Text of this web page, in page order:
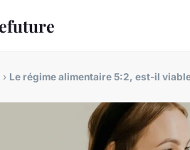
› Le régime alimentaire 5:2, est-il